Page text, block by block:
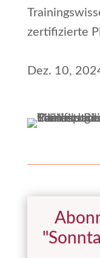
zertifizierte
Dez. 10,